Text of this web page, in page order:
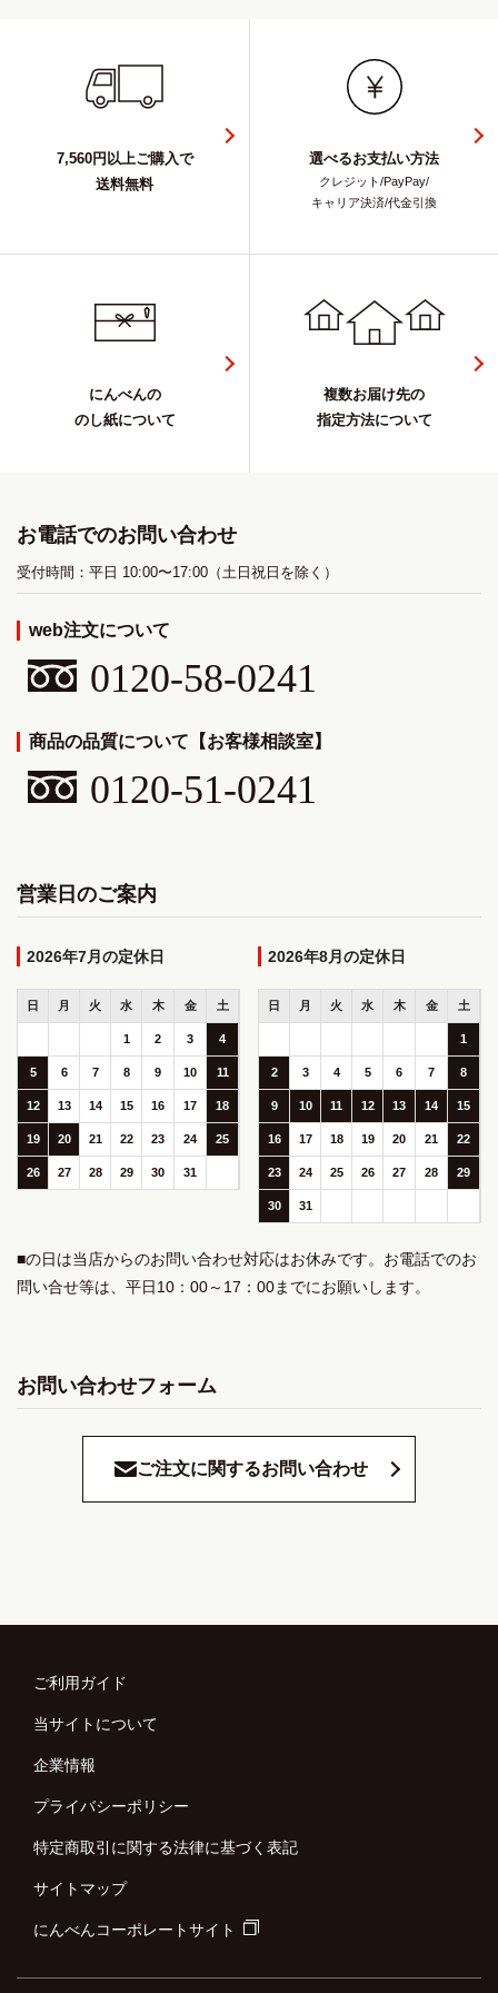
7,560円以上ご購入で
送料無料
選べるお支払い方法
クレジット/PayPay/
キャリア決済/代金引換
にんべんの
のし紙について
複数お届け先の
指定方法について
お電話でのお問い合わせ
受付時間：平日 10:00〜17:00（土日祝日を除く）
web注文について
0120-58-0241
商品の品質について【お客様相談室】
0120-51-0241
営業日のご案内
2026年7月
日 月 火 水 木 金 土
1 2 3 4
5 6 7 8 9 10 11
12 13 14 15 16 17 18
19 20 21 22 23 24 25
26 27 28 29 30 31
2026年8月
日 月 火 水 木 金 土
1
2 3 4 5 6 7 8
9 10 11 12 13 14 15
16 17 18 19 20 21 22
23 24 25 26 27 28 29
30 31
■の日は当店からのお問い合わせ対応はお休みです。お電話でのお
問い合せ等は、平日10：00～17：00までにお願いします。
お問い合わせフォーム
ご注文に関するお問い合わせ
ご利用ガイド
当サイトについて
企業情報
プライバシーポリシー
特定商取引に関する法律に基づく表記
サイトマップ
にんべんコーポレートサイト